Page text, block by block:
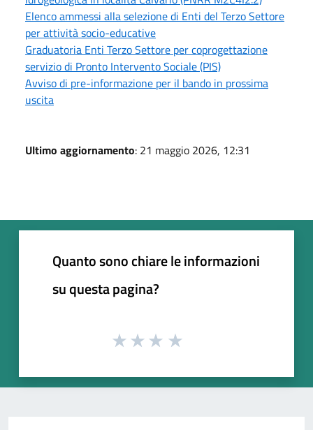
Elenco ammessi alla selezione di Enti del Terzo Settore
per attività socio-educative
Graduatoria Enti Terzo Settore per coprogettazione
servizio di Pronto Intervento Sociale (PIS)
Avviso di pre-informazione per il bando in prossima
uscita
Ultimo aggiornamento: 21 maggio 2026, 12:31
Quanto sono chiare le informazioni
su questa pagina?